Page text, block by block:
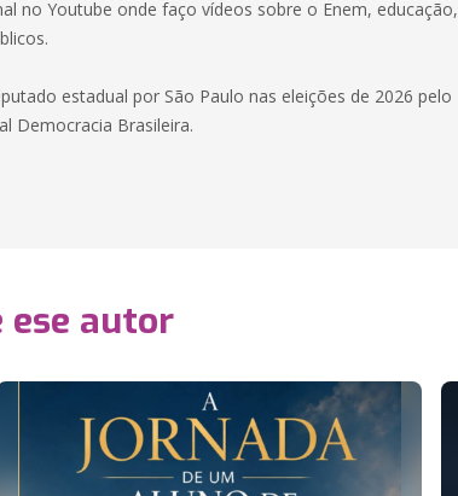
no Youtube onde faço vídeos sobre o Enem, educação,
estadual por São Paulo nas eleições de 2026 pelo
Democracia Brasileira.
ese autor